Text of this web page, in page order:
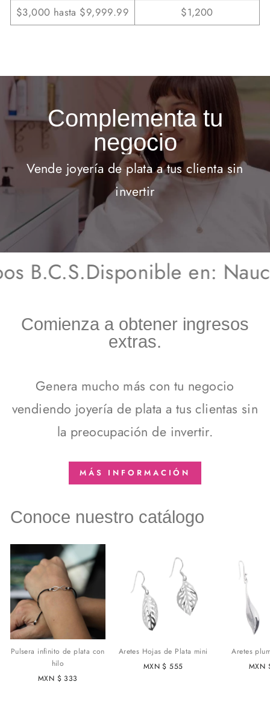
$3,000 hasta $9,999.99
$1,200
Complementa tu
negocio
Vende joyería de plata a tus clienta sin
invertir
B.C.S.Disponible en:
Comienza a obtener ingresos
extras.
Genera mucho más con tu negocio
vendiendo joyería de plata a tus clientas sin
la preocupación de invertir.
MÁS INFORMACIÓN
Conoce nuestro catálogo
Pulsera infinito de plata con
hilo
MXN $ 333
Aretes Hojas de Plata mini
MXN $ 555
Aretes
MXN